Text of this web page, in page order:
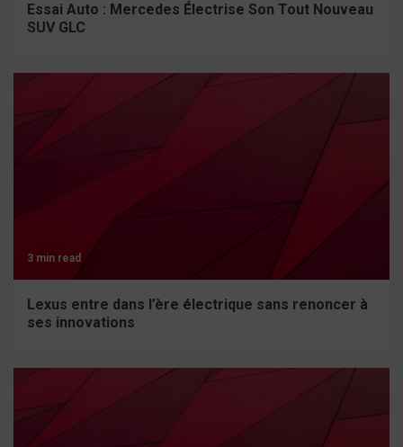
Essai Auto : Mercedes Électrise Son Tout Nouveau
SUV GLC
3 min read
Lexus entre dans l’ère électrique sans renoncer à
ses innovations